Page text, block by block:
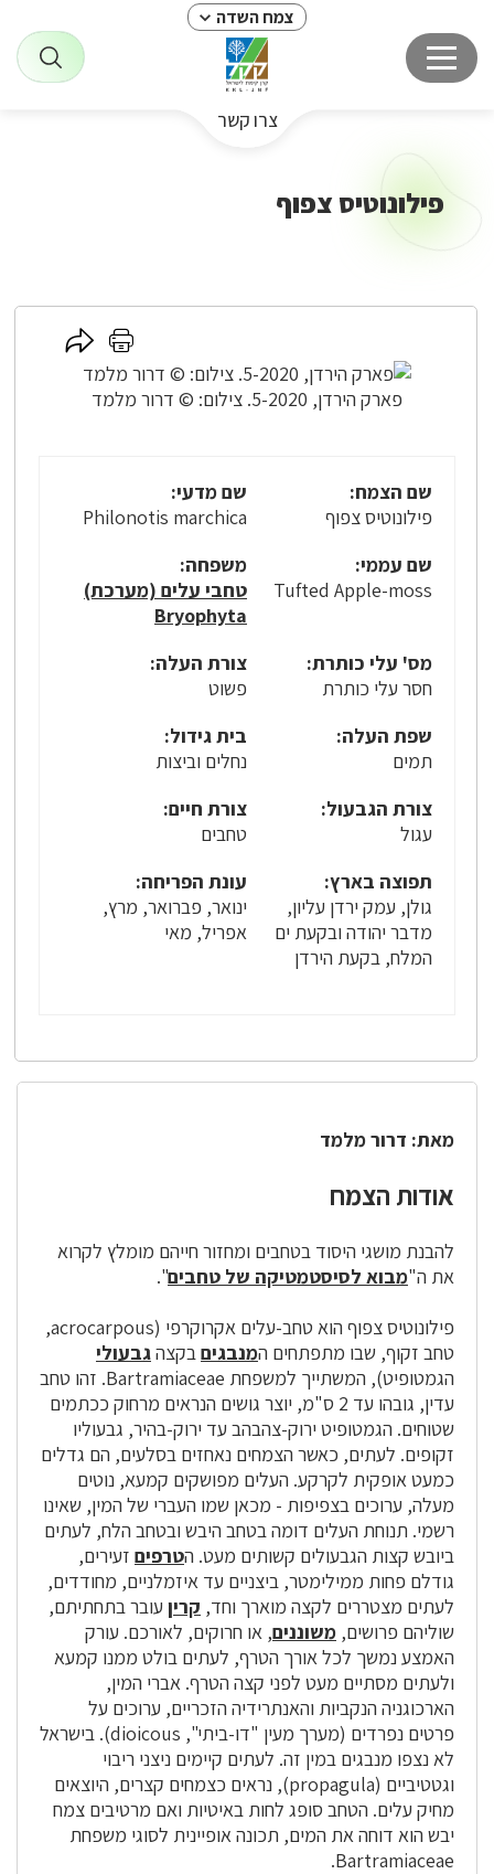
צמח השדה
צרו קשר
פילונוטיס צפוף
פארק הירדן, 5-2020. צילום: © דרור מלמד
לחץ
כאן
להדפסה
לחץ
כאן
לשיתוף
שם הצמח:
פילונוטיס צפוף
שם מדעי:
Philonotis marchica
שם עממי:
Tufted Apple-moss
משפחה:
טחבי עלים (מערכת)
Bryophyta
מס' עלי כותרת:
חסר עלי כותרת
צורת העלה:
פשוט
שפת העלה:
תמים
בית גידול:
נחלים וביצות
צורת הגבעול:
עגול
צורת חיים:
טחבים
תפוצה בארץ:
גולן, עמק ירדן עליון,
מדבר יהודה ובקעת ים
המלח, בקעת הירדן
עונת הפריחה:
ינואר, פברואר, מרץ,
אפריל, מאי
מאת: דרור מלמד
אודות הצמח
להבנת מושגי היסוד בטחבים ומחזור חייהם מומלץ לקרוא
את ה"מבוא לסיסטמטיקה של טחבים".
פילונוטיס צפוף הוא טחב-עלים אקרוקרפי (acrocarpous,
טחב זקוף, שבו מתפתחים המנבגיםבקצהגבעולי
הגמטופיט), המשתייך למשפחת Bartramiaceae. זהו טחב
עדין, גובהו עד 2 ס"מ, יוצר גושים הנראים מרחוק ככתמים
שטוחים. הגמטופיט ירוק-צהבהב עד ירוק-בהיר, גבעוליו
זקופים. לעתים, כאשר הצמחים נאחזים בסלעים, הם גדלים
כמעט אופקית לקרקע. העלים מפושקים קמעא, נוטים
מעלה, ערוכים בצפיפות - מכאן שמו העברי של המין, שאינו
רשמי. תנוחת העלים דומה בטחב היבש ובטחב הלח, לעתים
ביובש קצות הגבעולים קשותים מעט. הטרפים זעירים,
גודלם פחות ממילימטר, ביצניים עד איזמלניים, מחודדים,
לעתים מצטררים לקצה מוארך וחד, קרין עובר בתחתיתם,
שוליהם פרושים, משוננים, או חרוקים, לאורכם. עורק
האמצע נמשך לכל אורך הטרף, לעתים בולט ממנו קמעא
ולעתים מסתיים מעט לפני קצה הטרף. אברי המין,
הארכוגניה הנקביות והאנתרידיה הזכריים, ערוכים על
פרטים נפרדים (מערך מעין "דו-ביתי", dioicous). בישראל
לא נצפו מנבגים במין זה. לעתים קיימים ניצני ריבוי
וגטטיביים (propagula), נראים כצמחים קצרים, היוצאים
מחיק עלים. הטחב סופג לחות באיטיות ואם מרטיבים צמח
יבש הוא דוחה את המים, תכונה אופיינית לסוגי משפחת
Bartramiaceae.